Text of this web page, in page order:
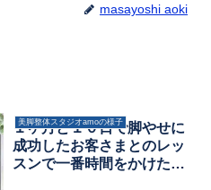
masayoshi aoki
美脚整体スタジオamoの様子
１ヶ月と１０日で脚やせに
成功したお客さまとのレッ
スンで一番時間をかけたこ